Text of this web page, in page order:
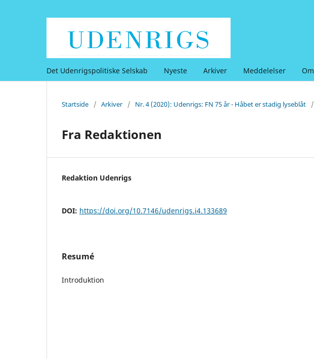
Det Udenrigspolitiske Selskab Nyeste Arkiver Meddelelser Om
Startside / Arkiver / Nr. 4 (2020): Udenrigs: FN 75 år - Håbet er stadig lyseblåt /
Fra Redaktionen
Redaktion Udenrigs
DOI: https://doi.org/10.7146/udenrigs.i4.133689
Resumé
Introduktion